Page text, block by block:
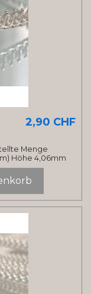
2,90 CHF
Menge
Höhe 4,06mm